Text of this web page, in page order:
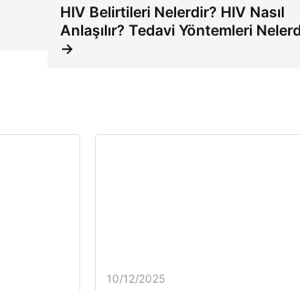
HIV Belirtileri Nelerdir? HIV Nasıl
Anlaşılır? Tedavi Yöntemleri
→
10/12/2025